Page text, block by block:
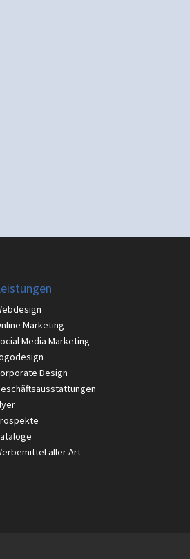
Marketing
Media Marketing
Design
aller Art